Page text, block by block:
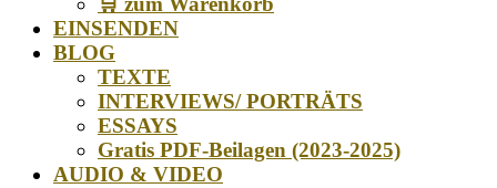
EINSENDEN
BLOG
TEXTE
INTERVIEWS/ PORTRÄTS
ESSAYS
Gratis PDF-Beilagen (2023-2025)
AUDIO & VIDEO